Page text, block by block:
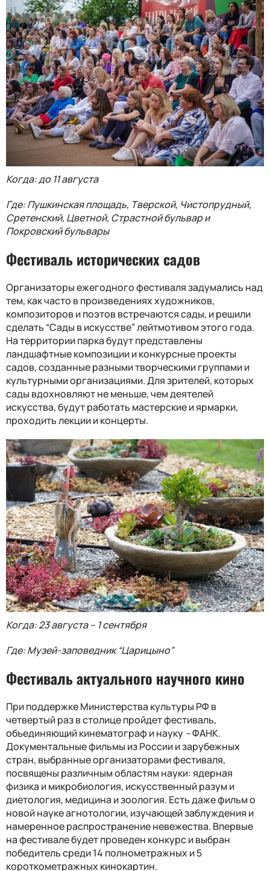
Когда: до 11 августа
Где: Пушкинская площадь, Тверской, Чистопрудный,
Сретенский, Цветной, Страстной бульвар и
Покровский бульвары
Фестиваль исторических садов
Организаторы ежегодного фестиваля задумались над
тем, как часто в произведениях художников,
композиторов и поэтов встречаются сады, и решили
сделать “Сады в искусстве” лейтмотивом этого года.
На территории парка будут представлены
ландшафтные композиции и конкурсные проекты
садов, созданные разными творческими группами и
культурными организациями. Для зрителей, которых
сады вдохновляют не меньше, чем деятелей
искусства, будут работать мастерские и ярмарки,
проходить лекции и концерты.
Когда: 23 августа – 1 сентября
Где: Музей-заповедник “Царицыно”
Фестиваль актуального научного кино
При поддержке Министерства культуры РФ в
четвертый раз в столице пройдет фестиваль,
объединяющий кинематограф и науку –ФАНК.
Документальные фильмы из России и зарубежных
стран, выбранные организаторами фестиваля,
посвящены различным областям науки: ядерная
физика и микробиология, искусственный разум и
диетология, медицина и зоология. Есть даже фильм о
новой науке агнотологии, изучающей заблуждения и
намеренное распространение невежества. Впервые
на фестивале будет проведен конкурс и выбран
победитель среди 14 полнометражных и 5
короткометражных кинокартин.